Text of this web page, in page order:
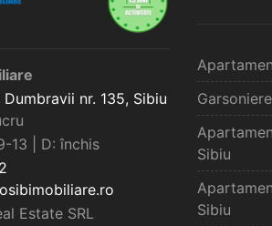
Dumbravii nr. 135, Sibiu
13 | D: închis
Estate SRL
Sibiu
Sibiu